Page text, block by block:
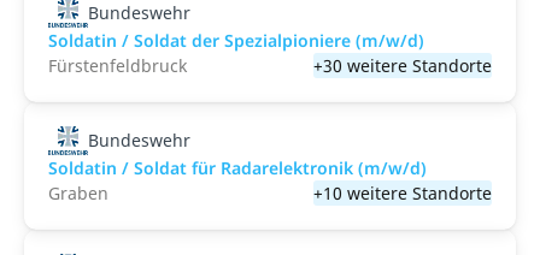
Bundeswehr
Soldatin / Soldat der Spezialpioniere (m/w/d)
Fürstenfeldbruck
+30 weitere Standorte
Bundeswehr
Soldatin / Soldat für Radarelektronik (m/w/d)
Graben
+10 weitere Standorte